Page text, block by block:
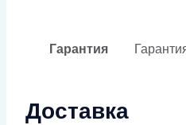
Гарантия
Доставка